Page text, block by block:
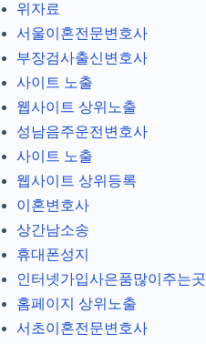
위자료
서울이혼전문변호사
부장검사출신변호사
사이트 노출
웹사이트 상위노출
성남음주운전변호사
사이트 노출
웹사이트 상위등록
이혼변호사
상간남소송
휴대폰성지
인터넷가입사은품많이주는곳
홈페이지 상위노출
서초이혼전문변호사